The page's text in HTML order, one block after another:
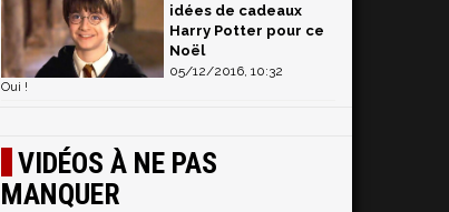
idées de cadeaux
Harry Potter pour ce
Noël
05/12/2016, 10:32
Oui !
VIDÉOS À NE PAS
MANQUER